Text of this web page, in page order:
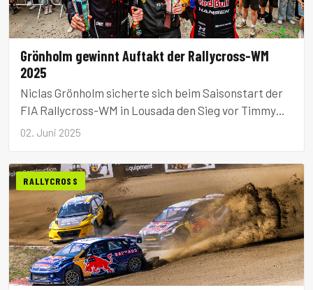
Grönholm gewinnt Auftakt der Rallycross-WM
2025
Niclas Grönholm sicherte sich beim Saisonstart der
FIA Rallycross-WM in Lousada den Sieg vor Timmy
Hansen und Ole Christian Veiby. Über 10.000
02. Juni 2025
RALLYCROSS